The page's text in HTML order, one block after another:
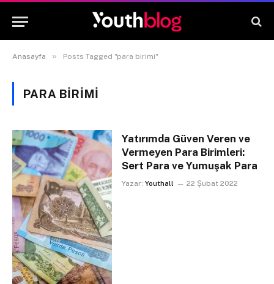
Anasayfa » Posts Tagged "para birimi"
PARA BIRIMI
Yatırımda Güven Veren ve
Vermeyen Para Birimleri:
Sert Para ve Yumuşak Para
Yazar: Youthall 22 Şubat 2022